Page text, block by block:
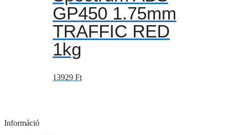
GP450 1.75mm
TRAFFIC RED
1kg
13929 Ft
Információ